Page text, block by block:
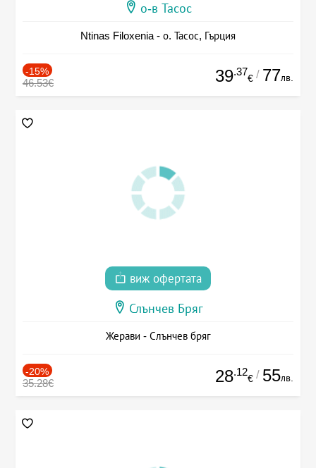
о-в Тасос
Ntinas Filoxenia - о. Тасос, Гърция
-15%
46.53€ 39.37
€ / 77лв.
виж офертата
Слънчев Бряг
Жерави - Слънчев бряг
-20%
35.28€ 28.12
€ / 55лв.